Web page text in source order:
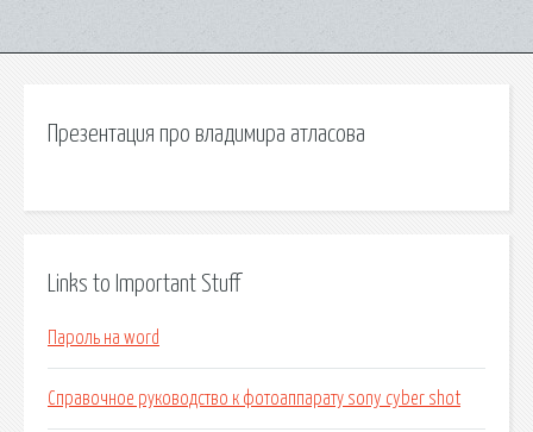
Презентация про владимира атласова
Links to Important Stuff
Пароль на word
Справочное руководство к фотоаппарату sony cyber shot